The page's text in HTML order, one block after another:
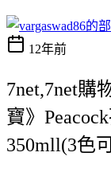
12年前
7net,7net購
寶》
350mll(3色